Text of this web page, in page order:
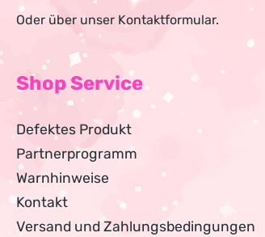
Oder über unser Kontaktformular.
Shop Service
Defektes Produkt
Partnerprogramm
Warnhinweise
Kontakt
Versand und Zahlungsbedingungen